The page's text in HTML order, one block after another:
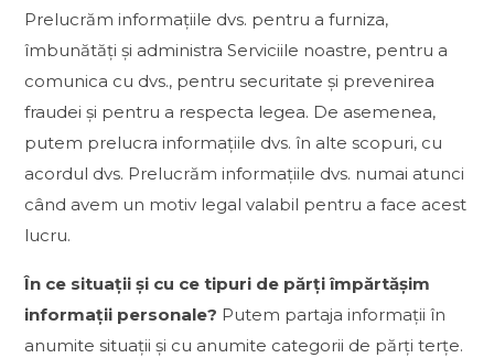
Prelucrăm informațiile dvs. pentru a furniza,
îmbunătăți și administra Serviciile noastre, pentru a
comunica cu dvs., pentru securitate și prevenirea
fraudei și pentru a respecta legea. De asemenea,
putem prelucra informațiile dvs. în alte scopuri, cu
acordul dvs. Prelucrăm informațiile dvs. numai atunci
când avem un motiv legal valabil pentru a face acest
lucru.
În ce situații și cu ce tipuri de părți împărtășim
informații personale? Putem partaja informații în
anumite situații și cu anumite categorii de părți terțe.